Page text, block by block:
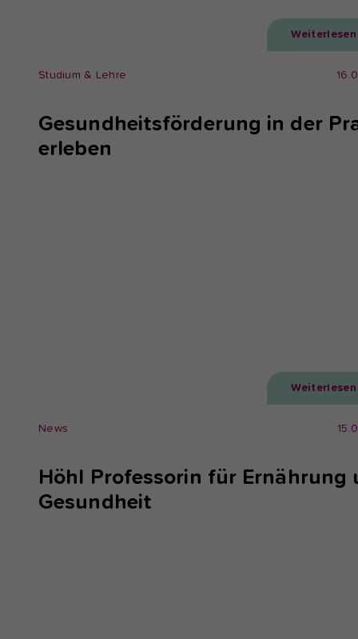
Weiterlesen
Studium & Lehre
Gesundheitsförderung in der
erleben
Weiterlesen
News
Höhl Professorin für Ernährung
Gesundheit